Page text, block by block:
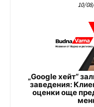
10/
„Google хейт“
заведения:
оценки още